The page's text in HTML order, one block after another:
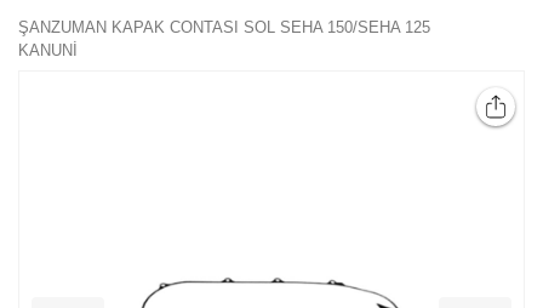
ŞANZUMAN KAPAK CONTASI SOL SEHA 150/SEHA 125
KANUNİ